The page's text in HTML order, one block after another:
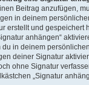
Beitrag anzufügen,
in deinem
erstellt und gespeichert
anhängen“
in deinem
deiner Signatur
ohne Signatur
„Signatur